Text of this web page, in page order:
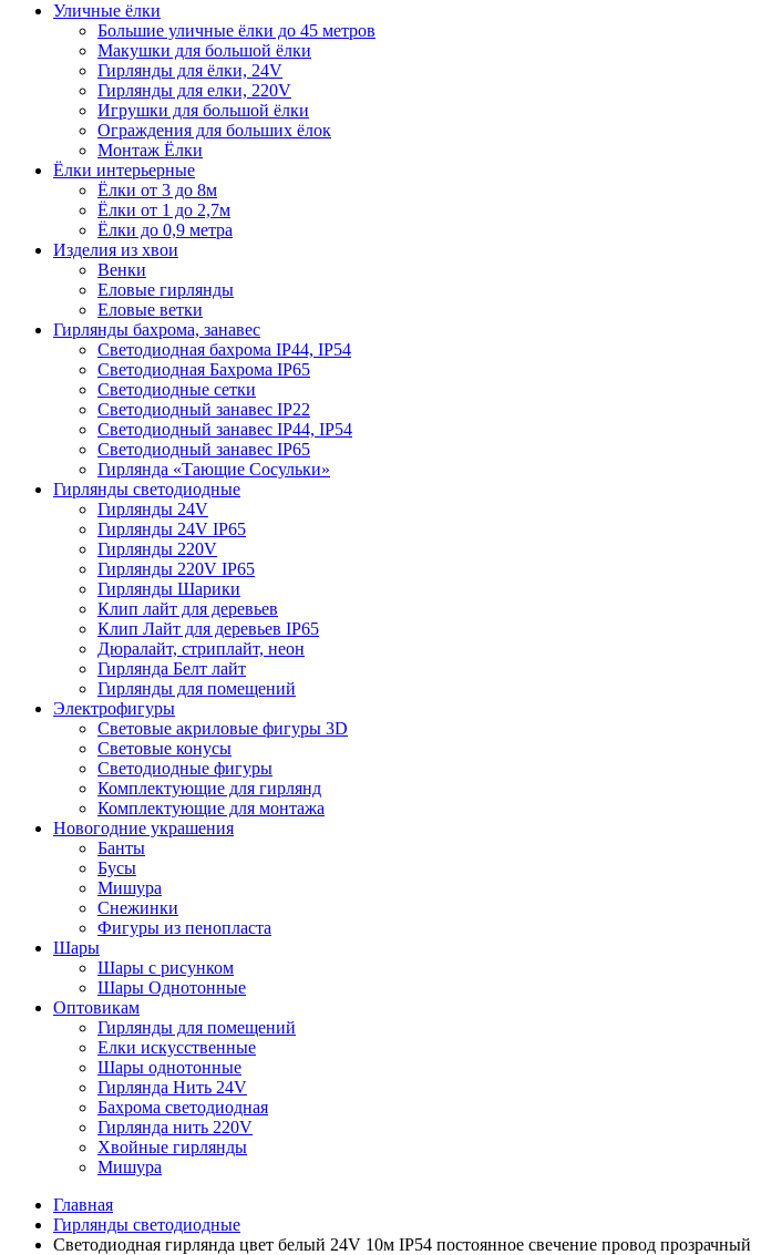
Уличные ёлки
Большие уличные ёлки до 45 метров
Макушки для большой ёлки
Гирлянды для ёлки, 24V
Гирлянды для елки, 220V
Игрушки для большой ёлки
Ограждения для больших ёлок
Монтаж Ёлки
Ёлки интерьерные
Ёлки от 3 до 8м
Ёлки от 1 до 2,7м
Ёлки до 0,9 метра
Изделия из хвои
Венки
Еловые гирлянды
Еловые ветки
Гирлянды бахрома, занавес
Светодиодная бахрома IP44, IP54
Светодиодная Бахрома IP65
Светодиодные сетки
Светодиодный занавес IP22
Светодиодный занавес IP44, IP54
Светодиодный занавес IP65
Гирлянда «Тающие Сосульки»
Гирлянды светодиодные
Гирлянды 24V
Гирлянды 24V IP65
Гирлянды 220V
Гирлянды 220V IP65
Гирлянды Шарики
Клип лайт для деревьев
Клип Лайт для деревьев IP65
Дюралайт, стриплайт, неон
Гирлянда Белт лайт
Гирлянды для помещений
Электрофигуры
Световые акриловые фигуры 3D
Световые конусы
Светодиодные фигуры
Комплектующие для гирлянд
Комплектующие для монтажа
Новогодние украшения
Банты
Бусы
Мишура
Снежинки
Фигуры из пенопласта
Шары
Шары с рисунком
Шары Однотонные
Оптовикам
Гирлянды для помещений
Елки искусственные
Шары однотонные
Гирлянда Нить 24V
Бахрома светодиодная
Гирлянда нить 220V
Хвойные гирлянды
Мишура
Главная
Гирлянды светодиодные
Светодиодная гирлянда цвет белый 24V 10м IP54 постоянное свечение провод прозрачный